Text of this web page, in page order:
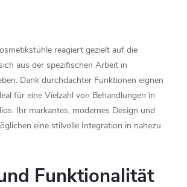
reagiert gezielt auf die
sich aus der spezifischen Arbeit in
Dank durchdachter Funktionen eignen
für eine Vielzahl von Behandlungen in
Ihr markantes, modernes Design und
eine stilvolle Integration in nahezu
Funktionalität